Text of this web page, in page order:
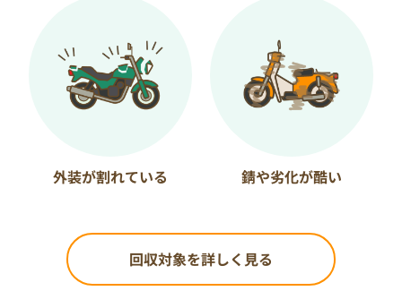
外装が割れている 錆や劣化が酷い
回収対象を詳しく見る